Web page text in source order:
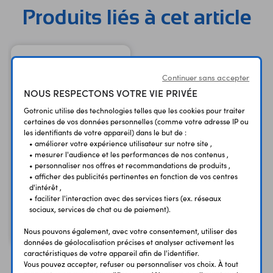
Produits liés à cet article
Cordon 75 cm RS617
USB A - micro-USB B
M/M
2,10 €
1,75 € HT Code : 48320
Continuer sans accepter
NOUS RESPECTONS VOTRE VIE PRIVÉE
Gotronic utilise des technologies telles que les cookies pour traiter
certaines de vos données personnelles (comme votre adresse IP ou
les identifiants de votre appareil) dans le but de :
• améliorer votre expérience utilisateur sur notre site ,
• mesurer l'audience et les performances de nos contenus ,
• personnaliser nos offres et recommandations de produits ,
• afficher des publicités pertinentes en fonction de vos centres
d'intérêt ,
• faciliter l'interaction avec des services tiers (ex. réseaux
sociaux, services de chat ou de paiement).
Nous pouvons également, avec votre consentement, utiliser des
données de géolocalisation précises et analyser activement les
caractéristiques de votre appareil afin de l'identifier.
Vous pouvez accepter, refuser ou personnaliser vos choix. À tout